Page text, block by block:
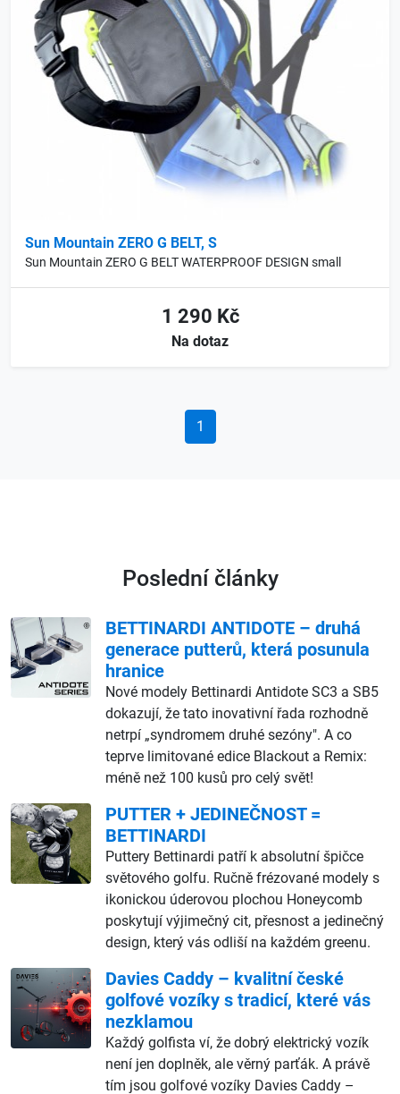
Sun Mountain ZERO G BELT, S
Sun Mountain ZERO G BELT WATERPROOF DESIGN small
1 290 Kč
Na dotaz
1
Poslední články
BETTINARDI ANTIDOTE – druhá
generace putterů, která posunula
hranice
Nové modely Bettinardi Antidote SC3 a SB5
dokazují, že tato inovativní řada rozhodně
netrpí „syndromem druhé sezóny". A co
teprve limitované edice Blackout a Remix:
méně než 100 kusů pro celý svět!
PUTTER + JEDINEČNOST =
BETTINARDI
Puttery Bettinardi patří k absolutní špičce
světového golfu. Ručně frézované modely s
ikonickou úderovou plochou Honeycomb
poskytují výjimečný cit, přesnost a jedinečný
design, který vás odliší na každém greenu.
Davies Caddy – kvalitní české
golfové vozíky s tradicí, které vás
nezklamou
Každý golfista ví, že dobrý elektrický vozík
není jen doplněk, ale věrný parťák. A právě
tím jsou golfové vozíky Davies Caddy –